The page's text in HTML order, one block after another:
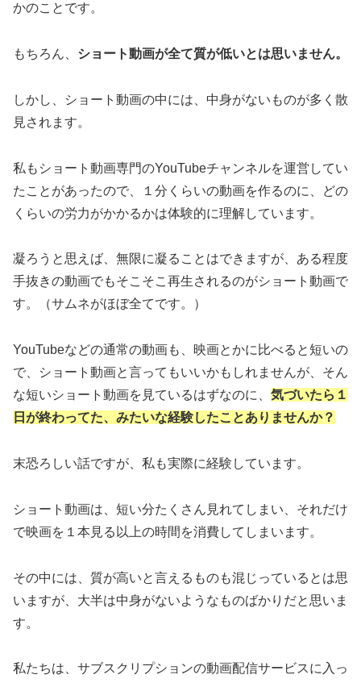
かのことです。
もちろん、 ショート動画が全て質が低いとは思いません。
しかし、ショート動画の中には、中身がないものが多く散
見されます。
私もショート動画専門のYouTubeチャンネルを運営してい
たことがあったので、１分くらいの動画を作るのに、どの
くらいの労力がかかるかは体験的に理解しています。
凝ろうと思えば、無限に凝ることはできますが、ある程度
手抜きの動画でもそこそこ再生されるのがショート動画で
す。（サムネがほぼ全てです。）
YouTubeなどの通常の動画も、映画とかに比べると短いの
で、ショート動画と言ってもいいかもしれませんが、そん
な短いショート動画を見ているはずなのに、 気づいたら１
日が終わってた、みたいな経験したことありませんか？
末恐ろしい話ですが、私も実際に経験しています。
ショート動画は、短い分たくさん見れてしまい、それだけ
で映画を１本見る以上の時間を消費してしまいます。
その中には、質が高いと言えるものも混じっているとは思
いますが、大半は中身がないようなものばかりだと思いま
す。
私たちは、サブスクリプションの動画配信サービスに入っ